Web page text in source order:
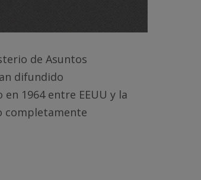
de Asuntos
difundido
1964 entre EEUU y la
completamente